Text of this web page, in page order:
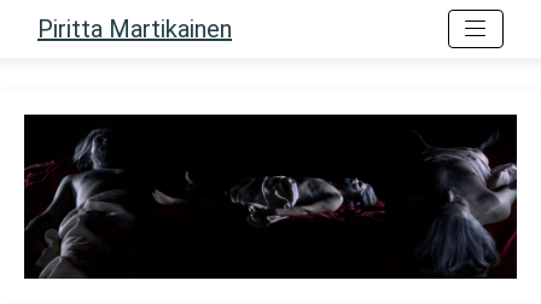
Piritta Martikainen